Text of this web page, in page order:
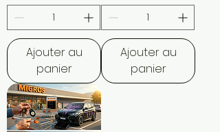
Ajouter au
panier
Ajouter au
panier